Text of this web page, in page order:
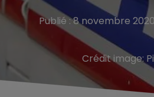
Publié : 8 novembre
Crédit image: